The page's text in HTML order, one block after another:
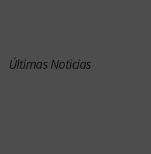
Últimas Noticias